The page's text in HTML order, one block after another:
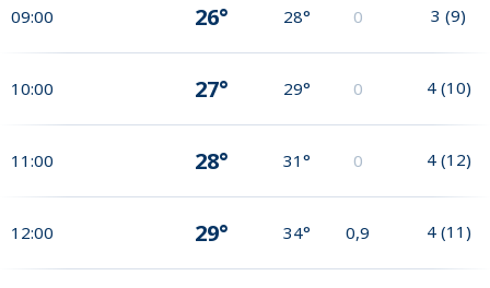
09:00 26° 28° 0 3 (9)
10:00 27° 29° 0 4 (10)
11:00 28° 31° 0 4 (12)
12:00 29° 34° 0,9 4 (11)